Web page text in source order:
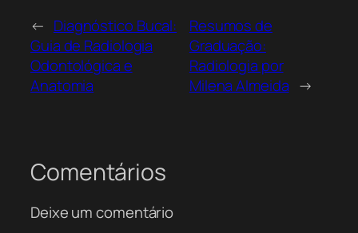
← Diagnóstico Bucal:
Guia de Radiologia
Odontológica e
Anatomia
Resumos de
Graduação:
Radiologia por
Milena Almeida →
Comentários
Deixe um comentário